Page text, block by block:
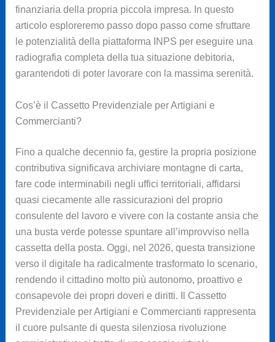
finanziaria della propria piccola impresa. In questo
articolo esploreremo passo dopo passo come sfruttare
le potenzialità della piattaforma INPS per eseguire una
radiografia completa della tua situazione debitoria,
garantendoti di poter lavorare con la massima serenità.
Cos’è il Cassetto Previdenziale per Artigiani e
Commercianti?
Fino a qualche decennio fa, gestire la propria posizione
contributiva significava archiviare montagne di carta,
fare code interminabili negli uffici territoriali, affidarsi
quasi ciecamente alle rassicurazioni del proprio
consulente del lavoro e vivere con la costante ansia che
una busta verde potesse spuntare all’improvviso nella
cassetta della posta. Oggi, nel 2026, questa transizione
verso il digitale ha radicalmente trasformato lo scenario,
rendendo il cittadino molto più autonomo, proattivo e
consapevole dei propri doveri e diritti. Il Cassetto
Previdenziale per Artigiani e Commercianti rappresenta
il cuore pulsante di questa silenziosa rivoluzione